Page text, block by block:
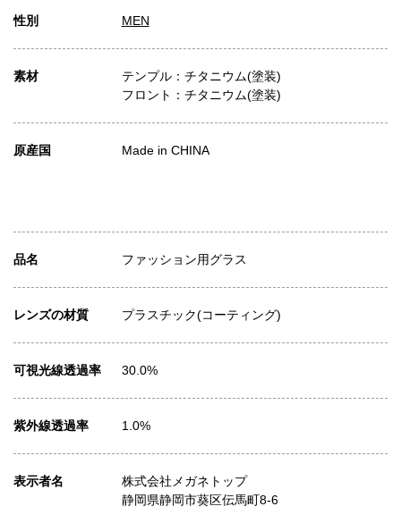
性別 MEN
素材
テンプル：チタニウム(塗装)
フロント：チタニウム(塗装)
原産国 Made in CHINA
品名 ファッション用グラス
レンズの材質 プラスチック(コーティング)
可視光線透過率 30.0%
紫外線透過率 1.0%
表示者名
株式会社メガネトップ
静岡県静岡市葵区伝馬町8-6